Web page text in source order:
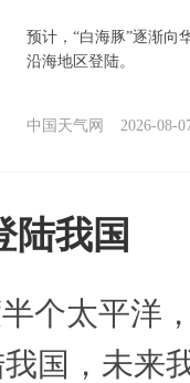
预计，“白海豚”逐渐向
沿海地区登陆。
中国天气网 2026-08-
陆我国
个太平洋
国，未来